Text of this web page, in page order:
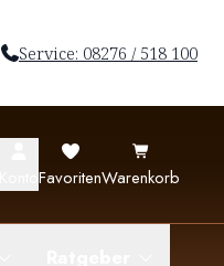
Service: 08276 / 518 100
FavoritenWarenkorb